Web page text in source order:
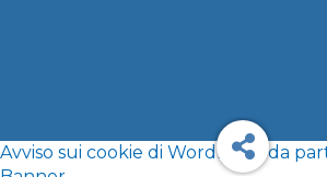
Avviso sui cookie di WordPress da